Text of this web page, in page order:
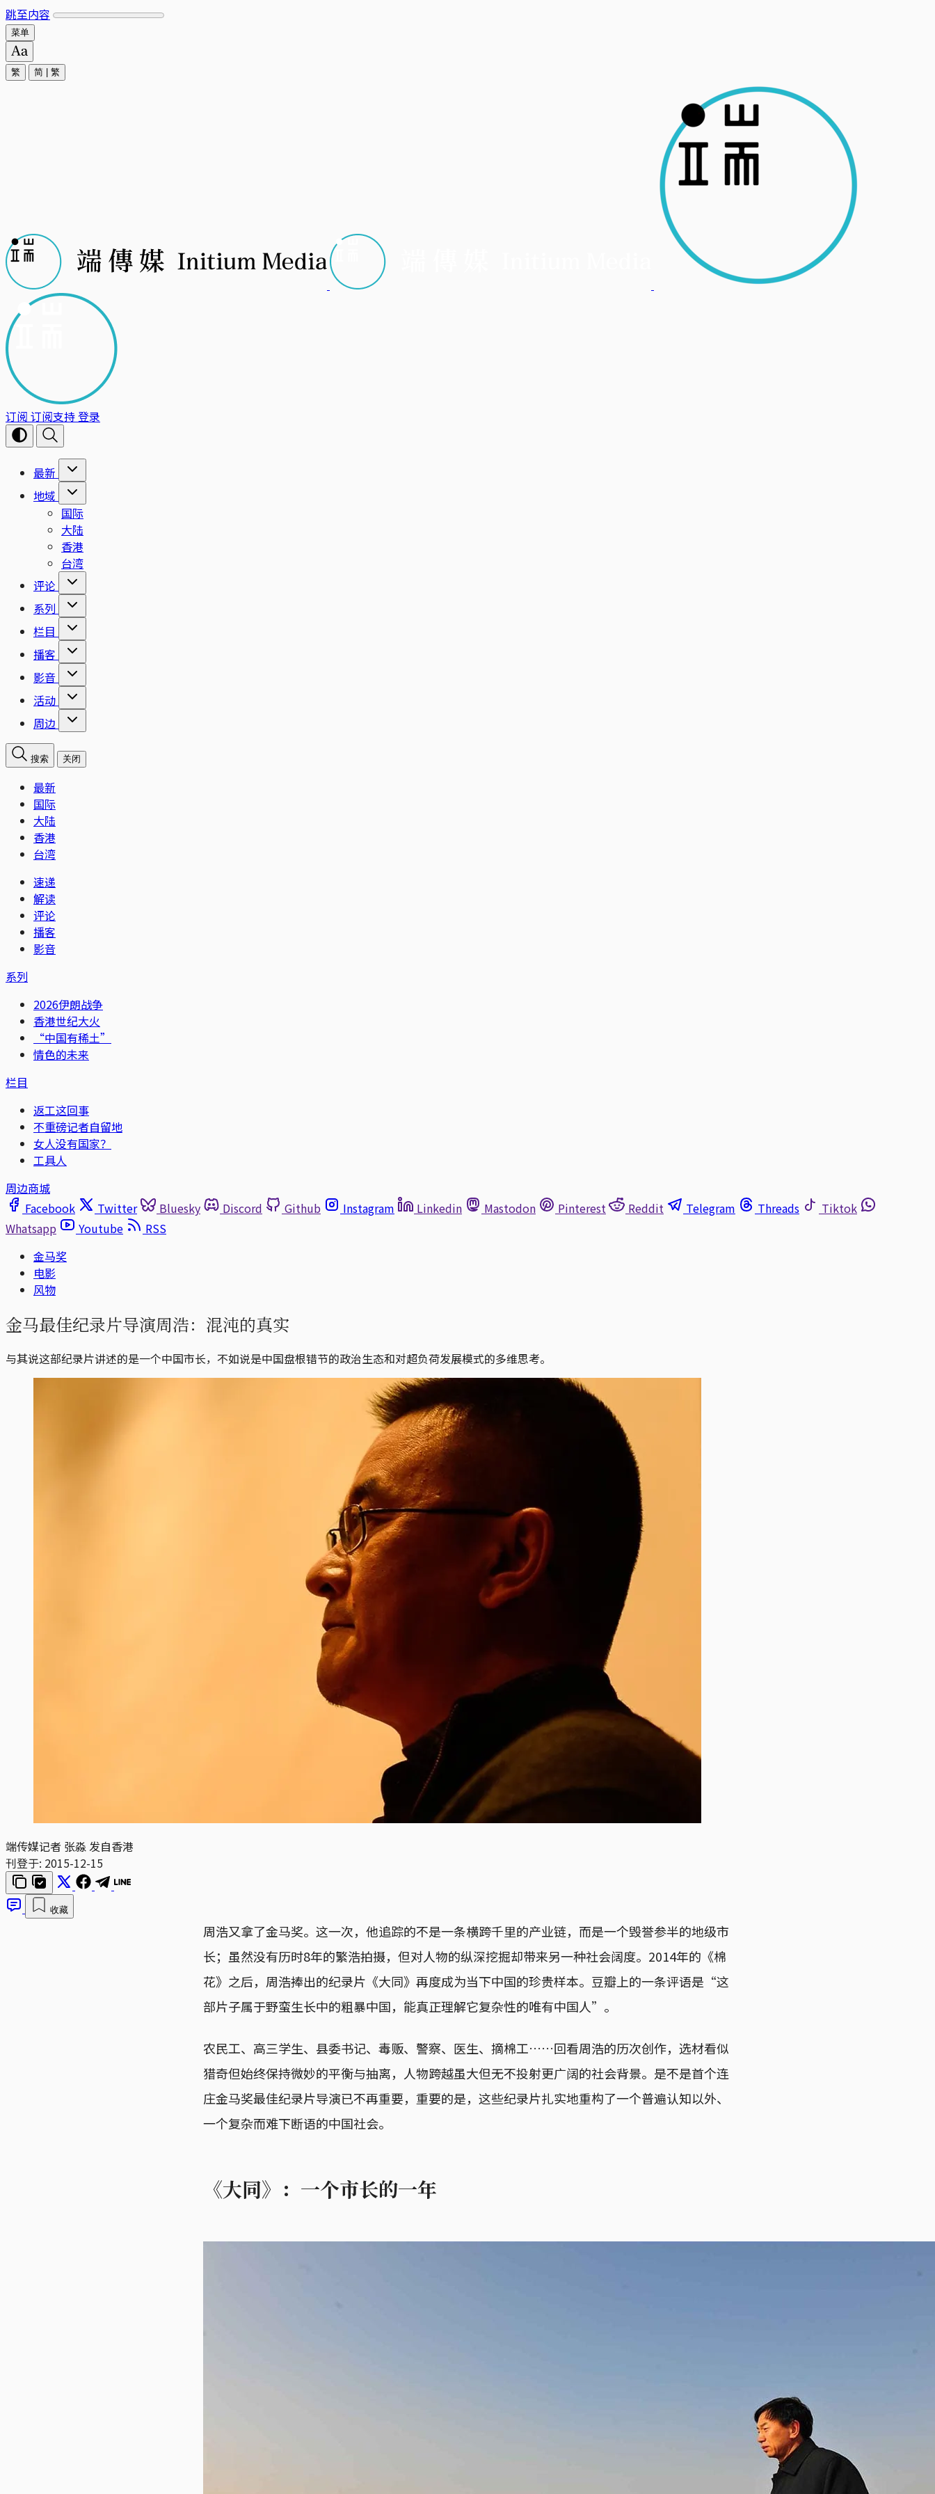
跳至内容
菜单
繁 简 繁
订阅 订阅支持登录
最新
地域
国际
大陆
香港
台湾
评论
系列
栏目
播客
影音
活动
周边
搜索 关闭
最新
国际
大陆
香港
台湾
速递
解读
评论
播客
影音
系列
2026伊朗战争
香港世纪大火
“中国有稀土”
情色的未来
栏目
返工这回事
不重磅记者自留地
女人没有国家？
工具人
周边商城
Facebook
Twitter Bluesky Discord Github Instagram Linkedin Mastodon Pinterest Reddit Telegram Threads
Tiktok
Whatsapp
Youtube
RSS
金马奖
电影
风物
金马最佳纪录片导演周浩：混沌的真实
与其说这部纪录片讲述的是一个中国市长，不如说是中国盘根错节的政治生态和对超负荷发展模式的多维思考。
端传媒记者 张淼 发自香港
刊登于: 2015-12-15
收藏
周浩又拿了金马奖。这一次，他追踪的不是一条横跨千里的产业链，而是一个毁誉参半的地级市
长；虽然没有历时8年的繁浩拍摄，但对人物的纵深挖掘却带来另一种社会阔度。2014年的《棉
花》之后，周浩捧出的纪录片《大同》再度成为当下中国的珍贵样本。豆瓣上的一条评语是“这
部片子属于野蛮生长中的粗暴中国，能真正理解它复杂性的唯有中国人”。
农民工、高三学生、县委书记、毒贩、警察、医生、摘棉工……回看周浩的历次创作，选材看似
猎奇但始终保持微妙的平衡与抽离，人物跨越虽大但无不投射更广阔的社会背景。是不是首个连
庄金马奖最佳纪录片导演已不再重要，重要的是，这些纪录片扎实地重构了一个普遍认知以外、
一个复杂而难下断语的中国社会。
《大同》：一个市长的一年